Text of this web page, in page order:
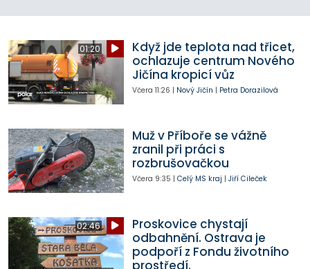
01:20
Když jde teplota nad třicet,
ochlazuje centrum Nového
Jičína kropicí vůz
Včera 11:26 | Nový Jičín | Petra Dorazilová
Muž v Příboře se vážně
zranil při práci s
rozbrušovačkou
Včera 9:35 | Celý MS kraj | Jiří Cileček
02:46
Proskovice chystají
odbahnění. Ostrava je
podpoří z Fondu životního
prostředí.